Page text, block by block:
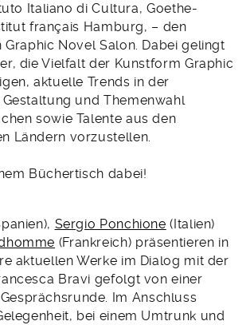
Italiano di Cultura, Goethe-
français Hamburg, – den
Graphic Novel Salon. Dabei gelingt
die Vielfalt der Kunstform Graphic
aktuelle Trends in der
und Themenwahl
sowie Talente aus den
Ländern vorzustellen.
Büchertisch dabei!
Sergio Ponchione (Italien)
(Frankreich) präsentieren in
aktuellen Werke im Dialog mit der
Bravi gefolgt von einer
Im Anschluss
bei einem Umtrunk und